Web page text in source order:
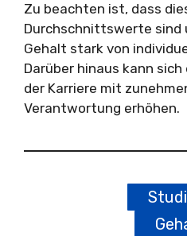
Zu beachten ist, dass
Durchschnittswerte sind
Gehalt stark von
Darüber hinaus kann
der Karriere mit
Verantwortung erhöhen.